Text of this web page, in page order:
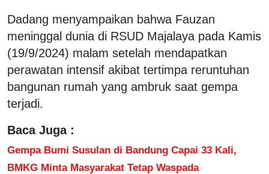
Dadang menyampaikan bahwa Fauzan
meninggal dunia di RSUD Majalaya pada Kamis
(19/9/2024) malam setelah mendapatkan
perawatan intensif akibat tertimpa reruntuhan
bangunan rumah yang ambruk saat gempa
terjadi.
Baca Juga :
Gempa Bumi Susulan di Bandung Capai 33 Kali,
BMKG Minta Masyarakat Tetap Waspada